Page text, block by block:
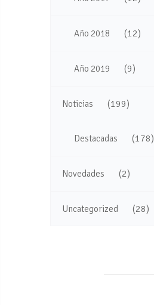
Año 2018 (12)
Año 2019 (9)
Noticias (199)
Destacadas (178)
Novedades (2)
Uncategorized (28)